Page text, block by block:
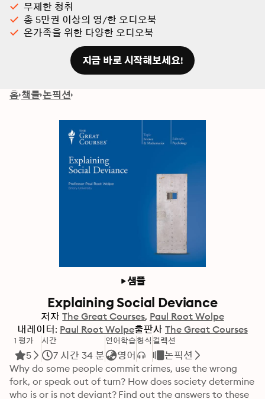
무제한 청취
총 5만권 이상의 영/한 오디오북
온가족을 위한 다양한 오디오북
지금 바로 시작해보세요!
홈 책들 논픽션
샘플
Explaining Social Deviance
저자 The Great Courses Paul Root Wolpe
내레이터: Paul Root Wolpe출판사 The Great Courses
1 평가
5
시간
7 시간 34 분
언어학습
영어
형식 컬렉션
논픽션
Why do some people commit crimes, use the wrong
fork, or speak out of turn? How does society determine
who is or is not deviant? Find out the answers to these